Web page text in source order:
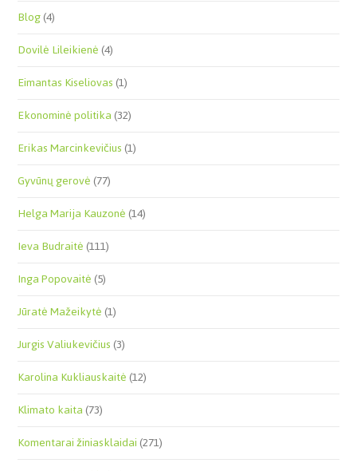
Blog(4)
Dovilė Lileikienė(4)
Eimantas Kiseliovas(1)
Ekonominė politika(32)
Erikas Marcinkevičius(1)
Gyvūnų gerovė(77)
Helga Marija Kauzonė(14)
Ieva Budraitė(111)
Inga Popovaitė(5)
Jūratė Mažeikytė(1)
Jurgis Valiukevičius(3)
Karolina Kukliauskaitė(12)
Klimato kaita(73)
Komentarai žiniasklaidai(271)